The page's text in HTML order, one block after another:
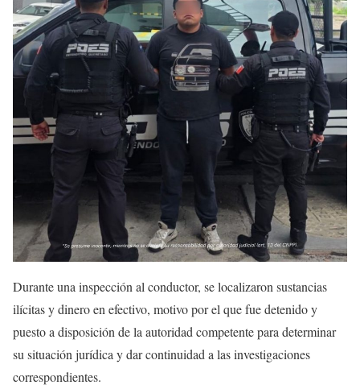
Durante una inspección al conductor, se localizaron sustancias
ilícitas y dinero en efectivo, motivo por el que fue detenido y
puesto a disposición de la autoridad competente para determinar
su situación jurídica y dar continuidad a las investigaciones
correspondientes.